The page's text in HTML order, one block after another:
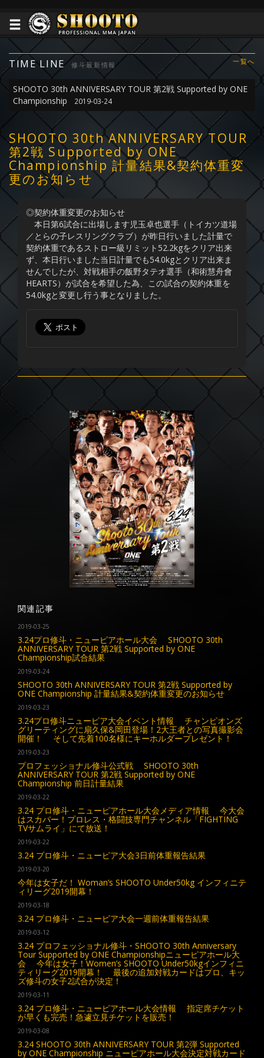
TIME LINE 修斗最新情報 一覧へ
SHOOTO 30th ANNIVERSARY TOUR 第2戦 Supported by ONE
Championship
2019-03-24
SHOOTO 30th ANNIVERSARY TOUR
第2戦 Supported by ONE
Championship 計量結果&契約体重変
更のお知らせ
◎契約体重変更のお知らせ
本日第6試合に出場します児玉卓也選手（トイカツ道場
／とらの子レスリングクラブ）が昨日行いました計量で
契約体重であるストロー級リミット52.2kgをクリア出来
ず、本日行いました当日計量でも54.0kgとクリア出来ま
せんでしたが、対戦相手の飯野タテオ選手（和術慧舟會
HEARTS）が試合を希望した為、この試合の契約体重を
54.0kgと変更し行う事となりました。
関連記事
2019-03-25
3.24プロ修斗・ニューピアホール大会 SHOOTO 30th
ANNIVERSARY TOUR 第2戦 Supported by ONE
Championship試合結果
2019-03-24
SHOOTO 30th ANNIVERSARY TOUR 第2戦 Supported by
ONE Championship 計量結果&契約体重変更のお知らせ
2019-03-23
3.24プロ修斗ニューピア大会イベント情報 チャンピオンズ
グリーティングに扇久保&岡田登場！2大王者との写真撮影会
開催！ そして先着100名様にキーホルダープレゼント！
2019-03-23
プロフェッショナル修斗公式戦 SHOOTO 30th
ANNIVERSARY TOUR 第2戦 Supported by ONE
Championship 前日計量結果
2019-03-22
3.24 プロ修斗・ニューピアホール大会メディア情報 今大会
はスカパー！プロレス・格闘技専門チャンネル「FIGHTING
TVサムライ」にて放送！
2019-03-22
3.24 プロ修斗・ニューピア大会3日前体重報告結果
2019-03-20
今年は女子だ！ Woman’s SHOOTO Under50kg インフィニテ
ィリーグ2019開幕！
2019-03-18
3.24 プロ修斗・ニューピア大会一週前体重報告結果
2019-03-12
3.24 プロフェッショナル修斗・SHOOTO 30th Anniversary
Tour Supported by ONE Championshipニューピアホール大
会 今年は女子！Women’s SHOOTO Under50kgインフィニ
ティリーグ2019開幕！ 最後の追加対戦カードはプロ、キッ
ズ修斗の女子2試合が決定！
2019-03-11
3.24 プロ修斗・ニューピアホール大会情報 指定席チケット
が早くも完売！急遽立見チケットを販売！
2019-03-08
3.24 SHOOTO 30th ANNIVERSARY TOUR 第2弾 Supported
by ONE Championship ニューピアホール大会決定対戦カード